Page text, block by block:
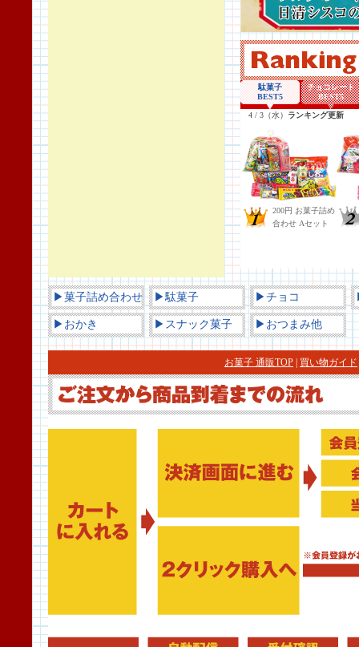
▶菓子詰め合わせ ▶駄菓子 ▶チョコ
▶おかき ▶スナック菓子 ▶おつまみ他
お菓子 通販TOP 買い物ガイド